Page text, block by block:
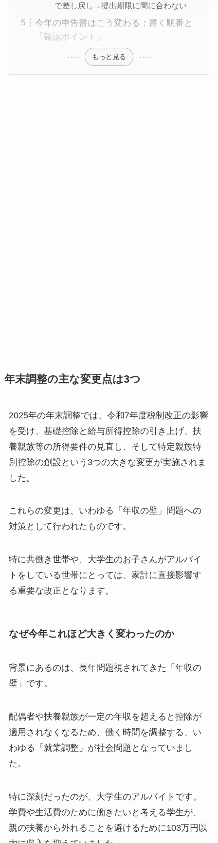
で差し戻し→提出期限に間に合わない
今年の申告書はこう変わる：書く順番と
「確認ポイント」
もっと見る
年末調整の主な変更点は3つ
2025年の年末調整では、令和7年度税制改正の影響
を受け、基礎控除と給与所得控除の引き上げ、扶
養親族等の所得要件の見直し、そして特定親族特
別控除の創設という3つの大きな変更が実施されま
した。
これらの変更は、いわゆる「年収の壁」問題への
対策として行われたものです。
特に共働き世帯や、大学生のお子さんがアルバイ
トをしている世帯にとっては、家計に直接影響す
る重要な改正となります。
なぜ今年これほど大きく変わったのか
背景にあるのは、長年問題視されてきた「年収の
壁」です。
配偶者や扶養親族が一定の年収を超えると控除が
適用されなくなるため、働く時間を調整する、い
わゆる「就業調整」が社会問題となっていまし
た。
特に深刻だったのが、大学生のアルバイトです。
学費や生活費のために働きたいと考える学生が、
親の扶養から外れることを避けるために103万円以